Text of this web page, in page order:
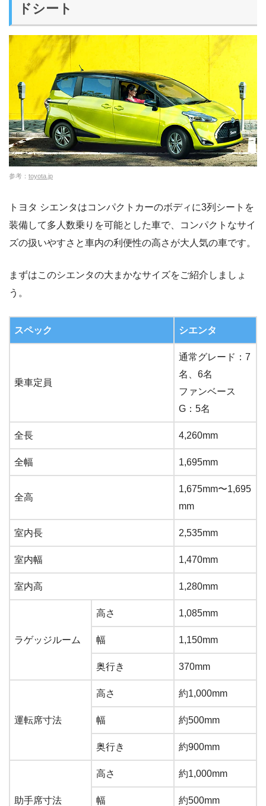
ドシート
参考： toyota.jp
トヨタ シエンタはコンパクトカーのボディに3列シートを
装備して多人数乗りを可能とした車で、コンパクトなサイ
ズの扱いやすさと車内の利便性の高さが大人気の車です。
まずはこのシエンタの大まかなサイズをご紹介しましょ
う。
スペック シエンタ
乗車定員
通常グレード：7
名、6名
ファンベース
G：5名
全長 4,260mm
全幅 1,695mm
全高
1,675mm〜1,695
mm
室内長 2,535mm
室内幅 1,470mm
室内高 1,280mm
ラゲッジルーム
高さ 1,085mm
幅 1,150mm
奥行き 370mm
運転席寸法
高さ 約1,000mm
幅 約500mm
奥行き 約900mm
助手席寸法
高さ 約1,000mm
幅 約500mm